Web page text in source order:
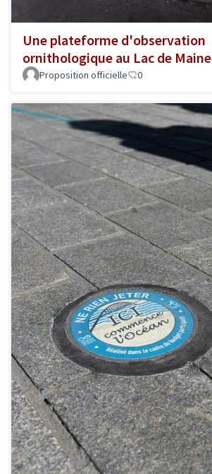
Une plateforme d'observation
ornithologique au Lac de Maine
Proposition officielle 0